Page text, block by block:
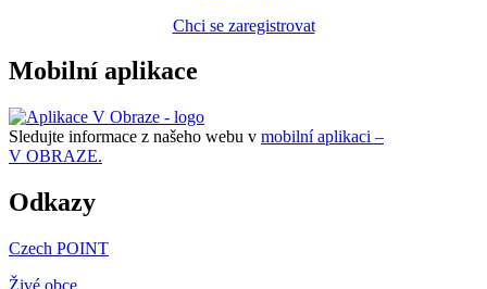
Chci se zaregistrovat
Mobilní aplikace
Sledujte informace z našeho webu v mobilní aplikaci –
V OBRAZE.
Odkazy
Czech POINT